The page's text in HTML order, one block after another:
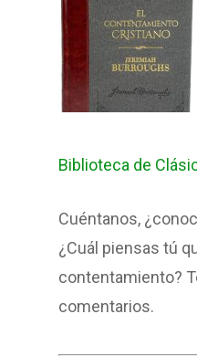
Biblioteca de
Cuéntanos,
¿Cuál piensas tú
contentamiento?
comentarios.